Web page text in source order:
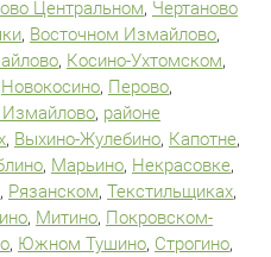
Центральном, Чертаново
, Восточном Измайлово,
, Косино-Ухтомском,
Новокосино, Перово,
, районе
, Выхино-Жулебино, Капотне,
, Марьино, Некрасовке,
, Рязанском, Текстильщиках,
, Митино, Покровском-
, Южном Тушино, Строгино,